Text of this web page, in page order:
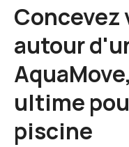
Concevez
autour
ultime
piscine